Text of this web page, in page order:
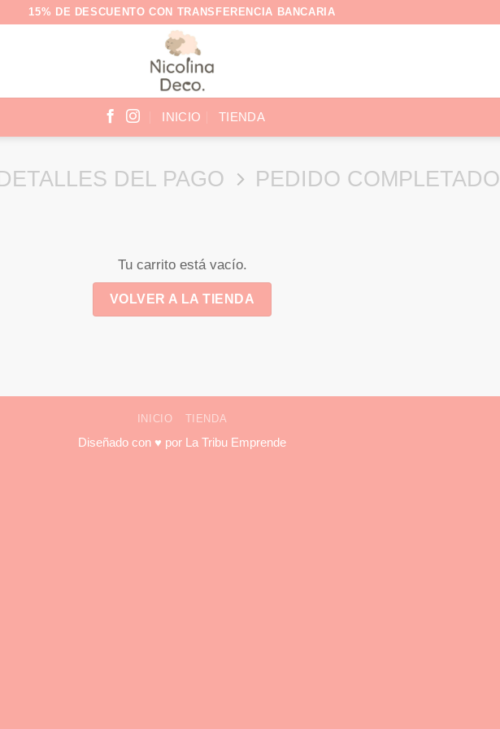
15% DE DESCUENTO CON TRANSFERENCIA BANCARIA
INICIO TIENDA
DEL PAGO PEDIDO COMPLETADO
Tu carrito está vacío.
VOLVER A LA TIENDA
INICIO TIENDA
Diseñado con ♥ por La Tribu Emprende